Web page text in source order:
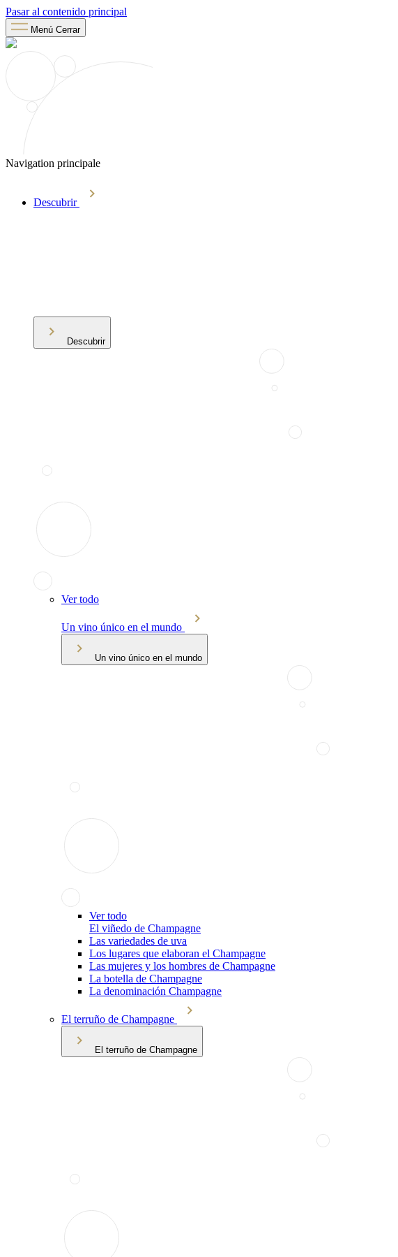
Pasar al contenido principal
Menú Cerrar
Navigation principale
Descubrir
Descubrir
Ver todo
Un vino único en el mundo
Un vino único en el mundo
Ver todo
El viñedo de Champagne
Las variedades de uva
Los lugares que elaboran el Champagne
Las mujeres y los hombres de Champagne
La botella de Champagne
La denominación Champagne
El terruño de Champagne
El terruño de Champagne